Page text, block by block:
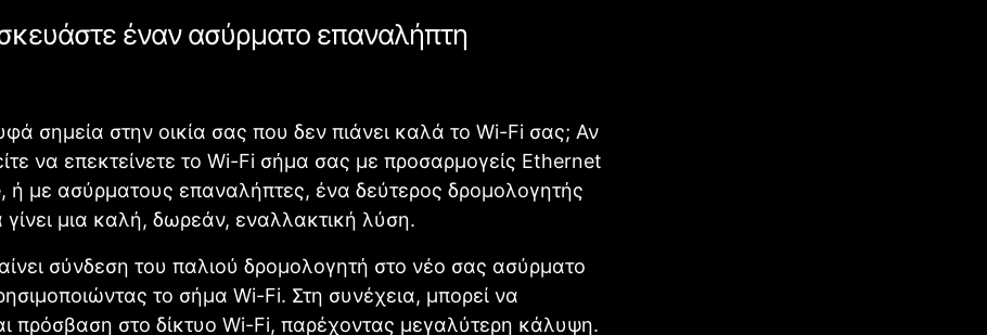
έναν ασύρματο επαναλήπτη
σημεία στην οικία σας που δεν πιάνει καλά το Wi-Fi σας; Αν
να επεκτείνετε το Wi-Fi σήμα σας με προσαρμογείς Ethernet
ή με ασύρματους επαναλήπτες, ένα δεύτερος δρομολογητής
γίνει μια καλή, δωρεάν, εναλλακτική λύση.
σύνδεση του παλιού δρομολογητή στο νέο σας ασύρματο
το σήμα Wi-Fi. Στη συνέχεια, μπορεί να
πρόσβαση στο δίκτυο Wi-Fi, παρέχοντας μεγαλύτερη κάλυψη.